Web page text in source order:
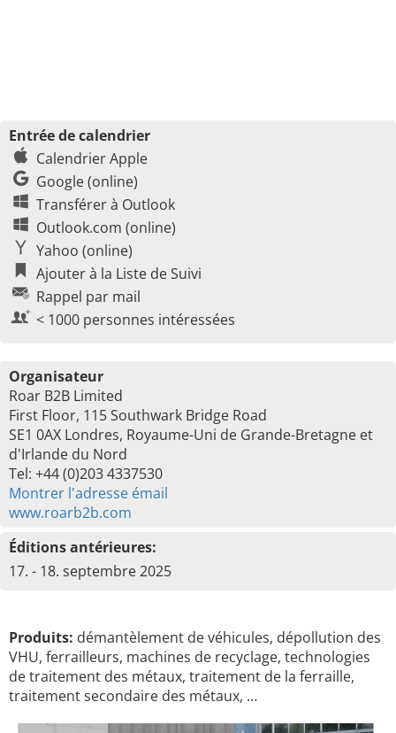
Entrée de calendrier
Calendrier Apple
Google (online)
Transférer à Outlook
Outlook.com (online)
Yahoo (online)
Ajouter à la Liste de Suivi
Rappel par mail
< 1000 personnes intéressées
Organisateur
Roar B2B Limited
First Floor, 115 Southwark Bridge Road
SE1 0AX Londres, Royaume-Uni de Grande-Bretagne et
d'Irlande du Nord
Tel: +44 (0)203 4337530
Montrer l'adresse émail
www.roarb2b.com
Éditions antérieures:
17. - 18. septembre 2025
Produits: démantèlement de véhicules, dépollution des
VHU, ferrailleurs, machines de recyclage, technologies
de traitement des métaux, traitement de la ferraille,
traitement secondaire des métaux, …